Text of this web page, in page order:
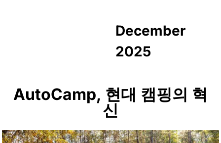
December
2025
AutoCamp, 현대 캠핑의 혁
신